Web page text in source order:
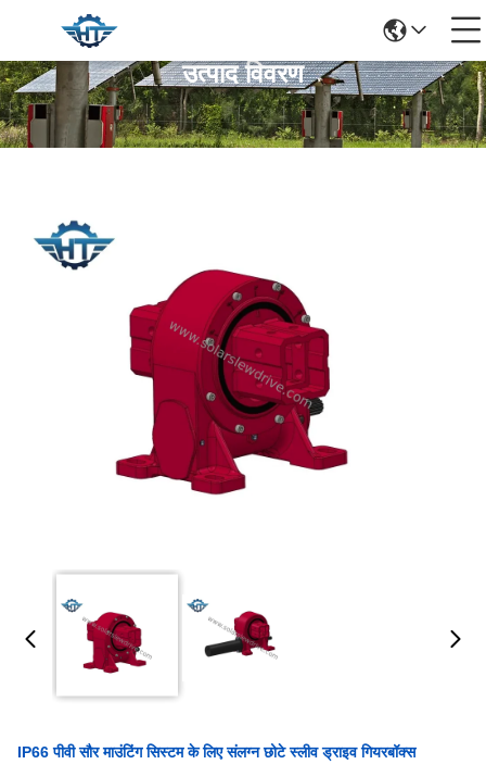
उत्पाद विवरण
IP66 पीवी सौर माउंटिंग सिस्टम के लिए संलग्न छोटे स्लीव ड्राइव गियरबॉक्स